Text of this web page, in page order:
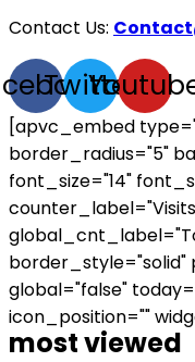
Contact Us:
Twitter
[apvc_embed
border_radius="5"
font_size="14"
border_style="solid"
global="false"
icon_position=""
most viewed